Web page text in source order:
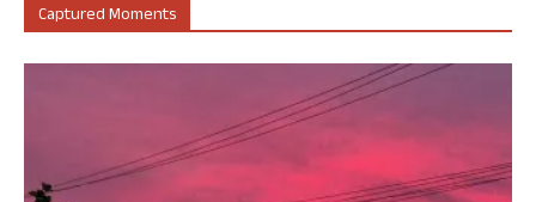
Captured Moments